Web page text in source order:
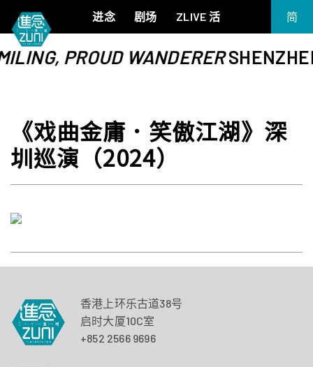
进念
关于进念
进念实验剧场文献库
剧场
《笔墨大冒险》
《万历十五年》
《麦克白夫人～诗》
《13．67》2.1
《诸神会艺术节》暨《荣念曾青年艺术学堂 2026》
ZLIVE 活 简
PROUD WANDERER
《戏曲金庸．笑傲江湖》深
圳巡演（2024）
香港上环乐古道38号
启时大厦10C室
+852 2566 9696